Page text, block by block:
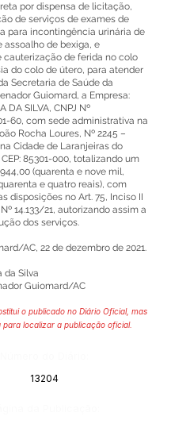
por dispensa de licitação,
de serviços de exames de
para incontingência urinária de
assoalho de bexiga, e
cauterização de ferida no colo
do colo de útero, para atender
Secretaria de Saúde da
Guiomard, a Empresa:
DA SILVA, CNPJ Nº
60, com sede administrativa na
Rocha Loures, Nº 2245 –
Cidade de Laranjeiras do
85301-000, totalizando um
(quarenta e nove mil,
e quatro reais), com
disposições no Art. 75, Inciso II
14.133/21, autorizando assim a
dos serviços.
AC, 22 de dezembro de 2021.
da Silva
Guiomard/AC
o publicado no Diário Oficial, mas
para localizar a publicação oficial.
13204